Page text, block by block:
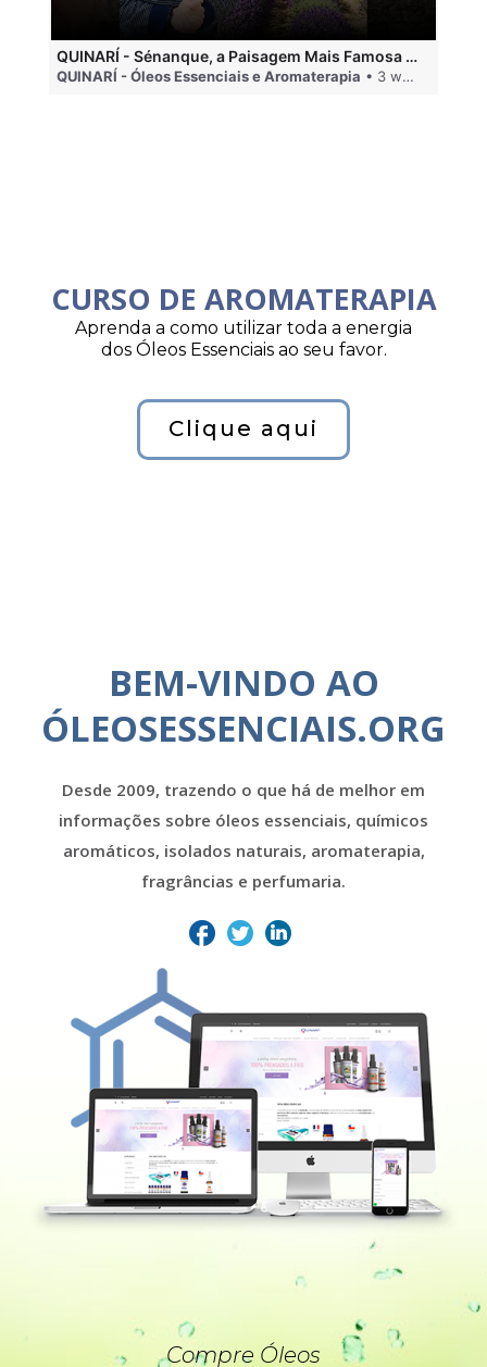
QUINARÍ - Sénanque, a Paisagem Mais Famosa da Aromaterapia
QUINARÍ - Óleos Essenciais e Aromaterapia • 3 weeks ago
CURSO DE AROMATERAPIA
Aprenda a como utilizar toda a energia
dos Óleos Essenciais ao seu favor.
Clique aqui
BEM-VINDO AO
ÓLEOSESSENCIAIS.ORG
Desde 2009, trazendo o que há de melhor em
informações sobre óleos essenciais, químicos
aromáticos, isolados naturais, aromaterapia,
fragrâncias e perfumaria.
Compre Óleos